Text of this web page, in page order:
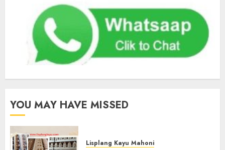
YOU MAY HAVE MISSED
Lisplang Kayu Mahoni